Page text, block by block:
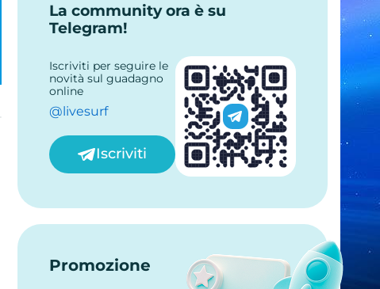
La community ora è su
Telegram!
Iscriviti per seguire le
novità sul guadagno
online
@livesurf
Iscriviti
Promozione